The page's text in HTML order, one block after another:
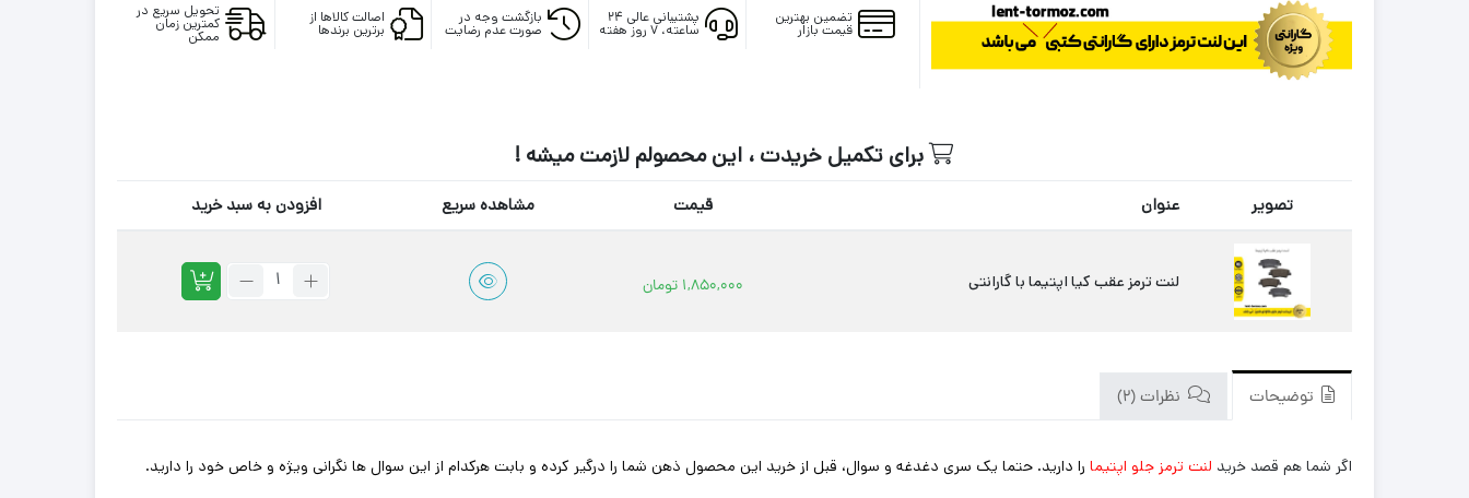
با
گارانتی
تضمین بهترین
قیمت بازار
پشتیبانی عالی ۲۴
ساعته، ۷ روز هفته
بازگشت وجه در
صورت عدم رضایت
اصالت کالاها از
برترین برندها
تحویل سریع در
کمترین زمان
ممکن
برای تکمیل خریدت ، این محصولم لازمت میشه !
تصویر عنوان قیمت مشاهده سریع افزودن به سبد خرید
لنت ترمز عقب کیا اپتیما با گارانتی 1,850,000 تومان
تعداد:
توضیحات نظرات (2)
اگر شما هم قصد خرید لنت ترمز جلو اپتیما را دارید. حتما یک سری دغدغه و سوال، قبل از خرید این محصول ذهن شما را درگیر کرده و بابت هرکدام از این سوال ها نگرانی ویژه و خاص خود را دارید.